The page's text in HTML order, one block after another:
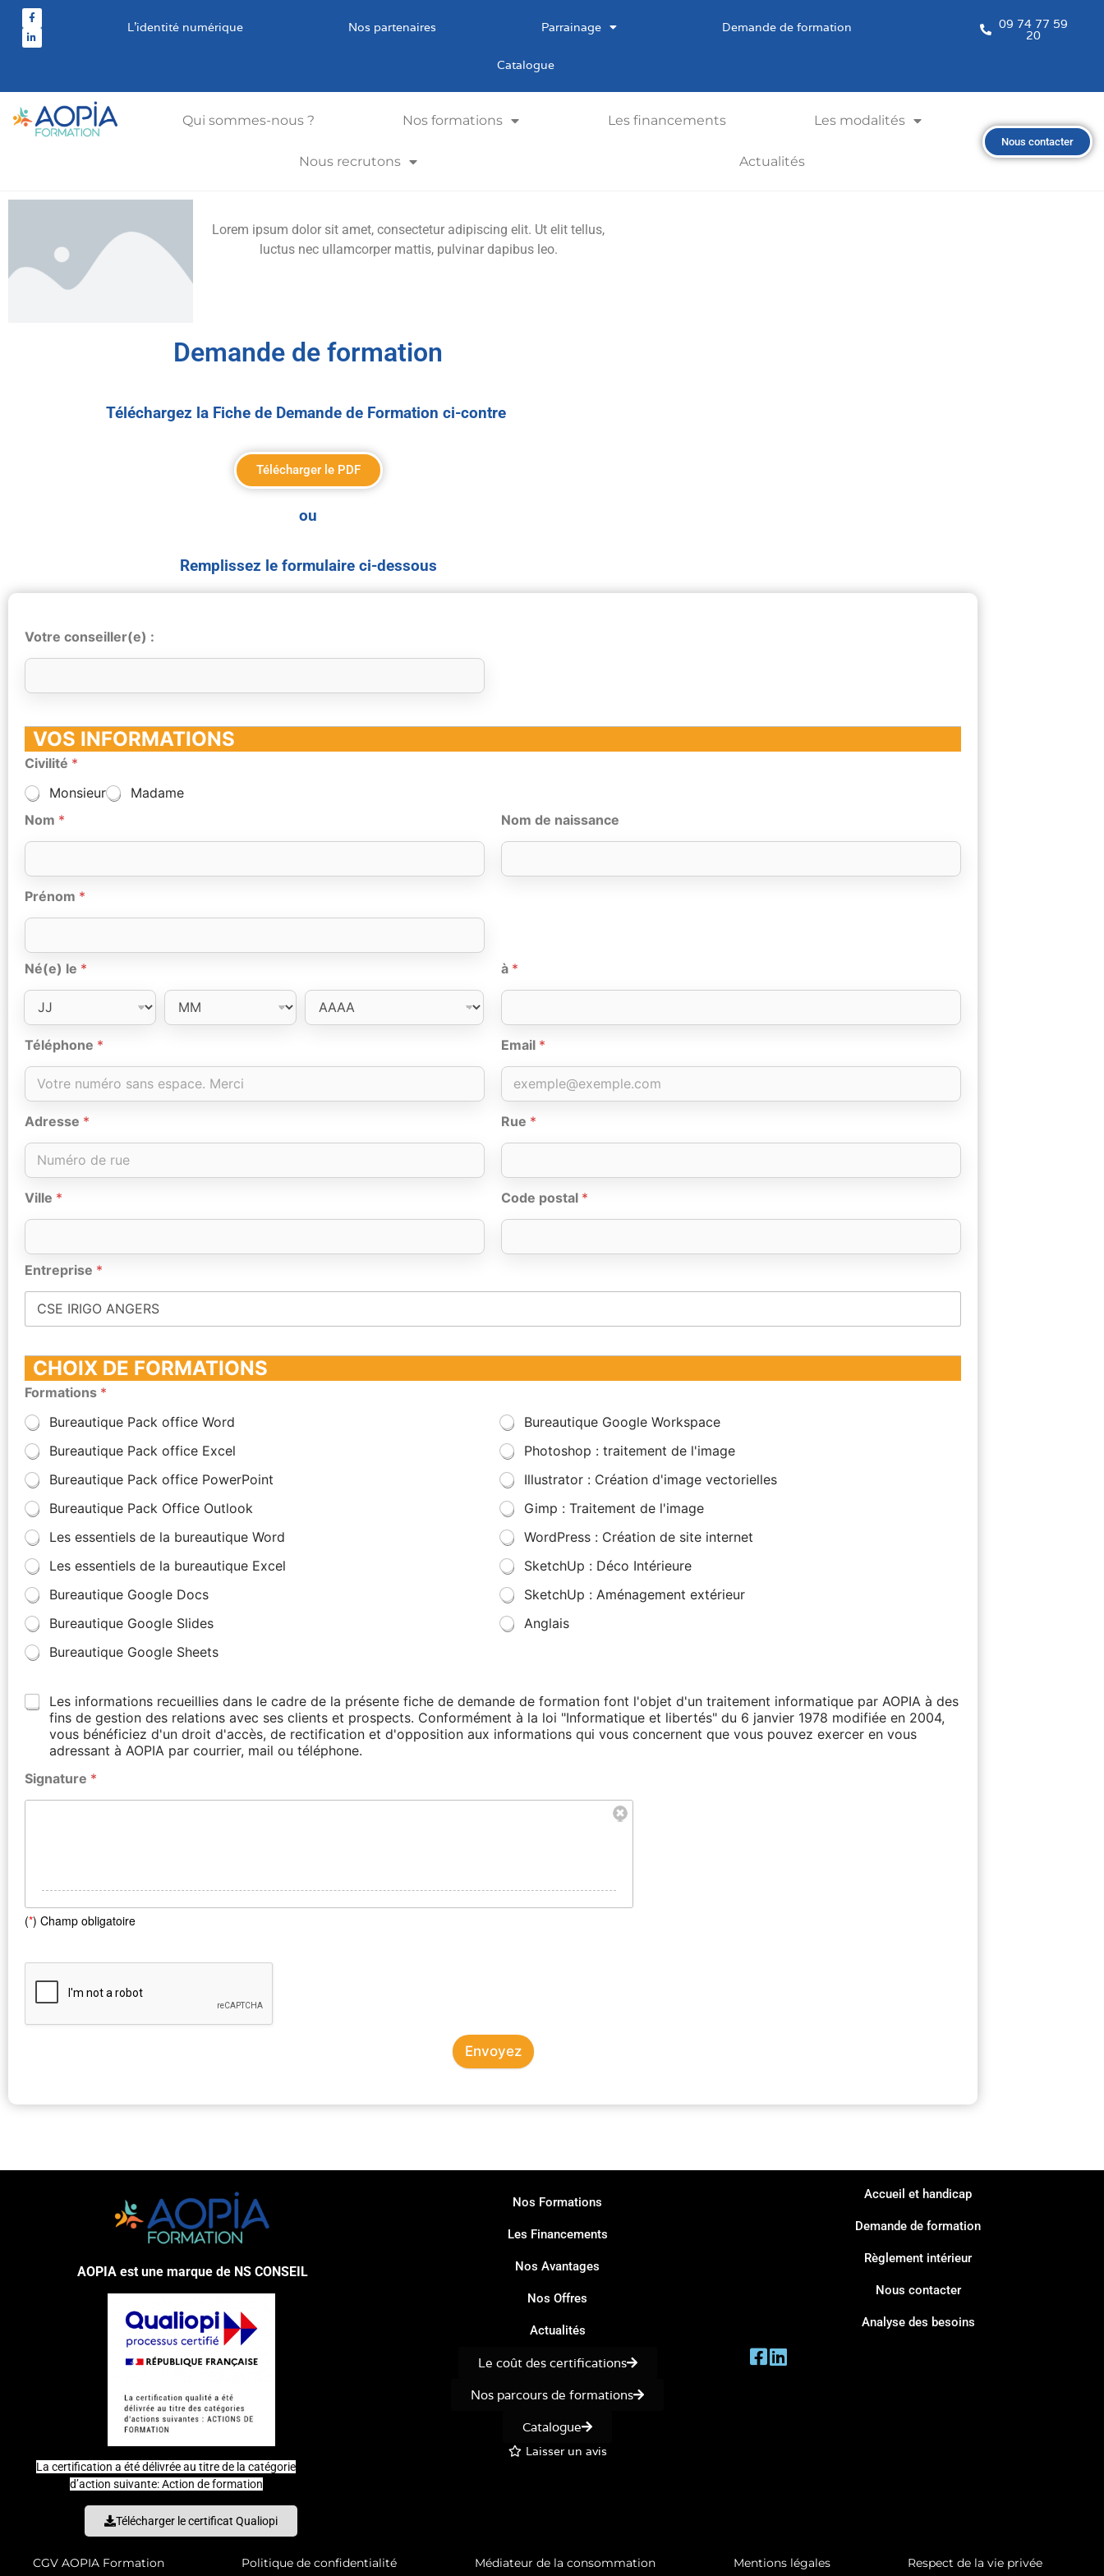
L’identité numérique Nos partenaires Parrainage Demande de formation
Catalogue
09 74 77 59
20
Qui sommes-nous ? Nos formations Les financements Les modalités
Nous recrutons Actualités
Nous contacter
Lorem ipsum dolor sit amet, consectetur adipiscing elit. Ut elit tellus,
luctus nec ullamcorper mattis, pulvinar dapibus leo.
Demande de formation
Téléchargez la Fiche de Demande de Formation ci-contre
Télécharger le PDF
ou
Remplissez le formulaire ci-dessous
Votre conseiller(e) :
VOS INFORMATIONS
Civilité *
Monsieur
Madame
Nom *
Prénom *
Nom de naissance
Né(e) le *
Téléphone *
Adresse *
Ville *
à *
Email *
Rue *
Code postal *
Entreprise *
CHOIX DE FORMATIONS
Formations *
Bureautique Pack office Word
Bureautique Google Workspace
Bureautique Pack office Excel
Photoshop : traitement de l'image
Bureautique Pack office PowerPoint
Illustrator : Création d'image vectorielles
Bureautique Pack Office Outlook
Gimp : Traitement de l'image
Les essentiels de la bureautique Word
WordPress : Création de site internet
Les essentiels de la bureautique Excel
SketchUp : Déco Intérieure
Bureautique Google Docs
SketchUp : Aménagement extérieur
Bureautique Google Slides
Anglais
Bureautique Google Sheets
Les informations recueillies dans le cadre de la présente fiche de demande de formation font l'objet d'un traitement informatique par AOPIA à des
fins de gestion des relations avec ses clients et prospects. Conformément à la loi "Informatique et libertés" du 6 janvier 1978 modifiée en 2004,
vous bénéficiez d'un droit d'accès, de rectification et d'opposition aux informations qui vous concernent que vous pouvez exercer en vous
adressant à AOPIA par courrier, mail ou téléphone.
Signature *
(*) Champ obligatoire
Envoyez
AOPIA est une marque de NS CONSEIL
La certification a été délivrée au titre de la catégorie
d’action suivante: Action de formation
Télécharger le certificat Qualiopi
Nos Formations
Les Financements
Nos Avantages
Nos Offres
Actualités
Le coût des certifications
Nos parcours de formations
Catalogue
Laisser un avis
Accueil et handicap
Demande de formation
Règlement intérieur
Nous contacter
Analyse des besoins
CGV AOPIA Formation Politique de confidentialité Médiateur de la consommation Mentions légales Respect de la vie privée